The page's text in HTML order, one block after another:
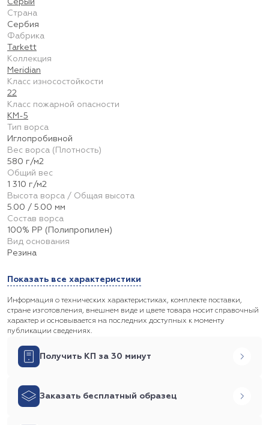
Серый
Страна
Сербия
Фабрика
Tarkett
Коллекция
Meridian
Класс износостойкости
22
Класс пожарной опасности
КМ-5
Тип ворса
Иглопробивной
Вес ворса (Плотность)
580 г/м2
Общий вес
1 310 г/м2
Высота ворса / Общая высота
5.00 / 5.00 мм
Состав ворса
100% PP (Полипропилен)
Вид основания
Резина
Показать все характеристики
Информация о технических характеристиках, комплекте поставки,
стране изготовления, внешнем виде и цвете товара носит справочный
характер и основывается на последних доступных к моменту
публикации сведениях.
Получить КП за 30 минут
Заказать бесплатный образец